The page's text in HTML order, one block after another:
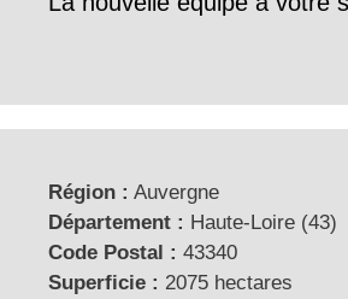
Région : Auvergne
Département : Haute-Loire (43)
Code Postal : 43340
Superficie : 2075 hectares